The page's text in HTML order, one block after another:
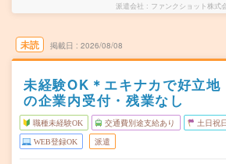
派遣会社 ファンクショット株式
未読 掲載日 2026/08/08
未経験OK＊エキナカで好立地
の企業内受付・残業なし
職種未経験OK 交通費別途支給あり 土日祝
WEB登録OK 派遣